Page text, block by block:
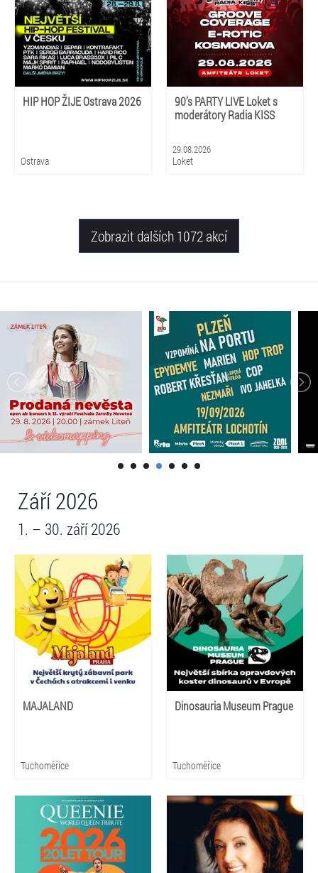
HIP HOP ŽIJE Ostrava 2026
Ostrava
90’s PARTY LIVE Loket s
moderátory Radia KISS
29.08.2026
Loket
Zobrazit dalších 1072 akcí
Září 2026
1. – 30. září 2026
MAJALAND
Tuchoměřice
Dinosauria Museum Prague
Tuchoměřice